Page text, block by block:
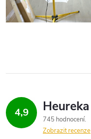
4,9
745 hodnocení
Zobrazit recenze